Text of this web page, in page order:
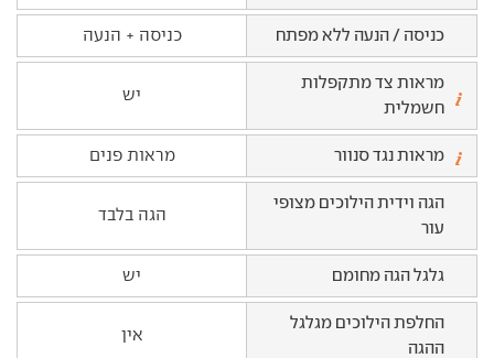
כניסה / הנעה ללא מפתח כניסה + הנעה
מראות צד מתקפלות
חשמלית
יש
מראות נגד סנוור מראות פנים
הגה וידית הילוכים מצופי
עור
הגה בלבד
גלגל הגה מחומם יש
החלפת הילוכים מגלגל
ההגה
אין